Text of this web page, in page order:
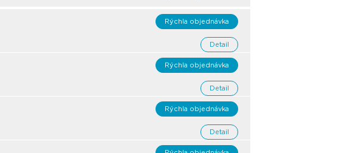
Rýchla objednávka
Detail
Rýchla objednávka
Detail
Rýchla objednávka
Detail